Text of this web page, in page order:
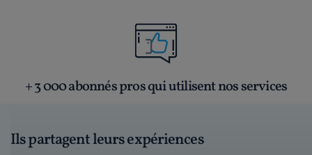
+ 3 000 abonnés pros qui utilisent nos services
Ils partagent leurs expériences